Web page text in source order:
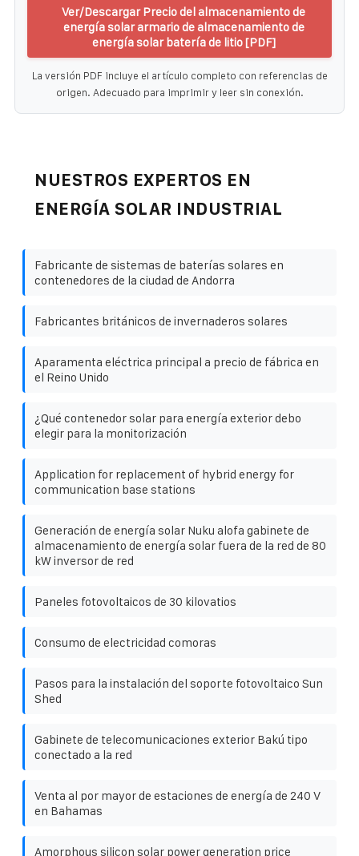
Ver/Descargar Precio del almacenamiento de
energía solar armario de almacenamiento de
energía solar batería de litio [PDF]
La versión PDF incluye el artículo completo con referencias de
origen. Adecuado para imprimir y leer sin conexión.
NUESTROS EXPERTOS EN
ENERGÍA SOLAR INDUSTRIAL
Fabricante de sistemas de baterías solares en
contenedores de la ciudad de Andorra
Fabricantes británicos de invernaderos solares
Aparamenta eléctrica principal a precio de fábrica en
el Reino Unido
¿Qué contenedor solar para energía exterior debo
elegir para la monitorización
Application for replacement of hybrid energy for
communication base stations
Generación de energía solar Nuku alofa gabinete de
almacenamiento de energía solar fuera de la red de 80
kW inversor de red
Paneles fotovoltaicos de 30 kilovatios
Consumo de electricidad comoras
Pasos para la instalación del soporte fotovoltaico Sun
Shed
Gabinete de telecomunicaciones exterior Bakú tipo
conectado a la red
Venta al por mayor de estaciones de energía de 240 V
en Bahamas
Amorphous silicon solar power generation price